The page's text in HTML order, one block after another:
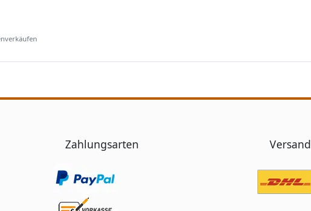
Zahlungsarten